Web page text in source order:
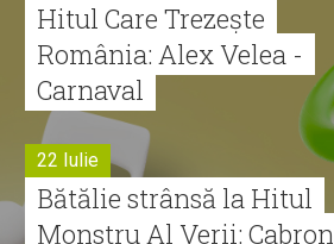
Hitul Care Trezește
România: Alex Velea -
Carnaval
22 Iulie
Bătălie strânsă la Hitul
Monstru Al Verii: Cabron